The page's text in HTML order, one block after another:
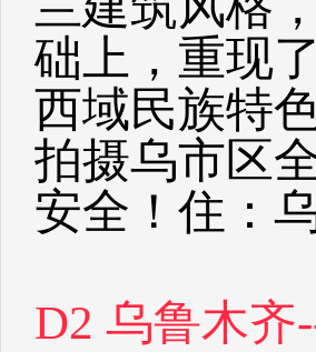
础上，重现
西域民族特
拍摄乌市区
安全！住：
D2 乌鲁木